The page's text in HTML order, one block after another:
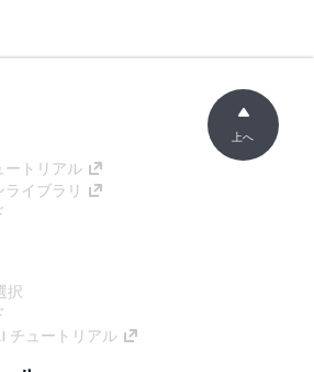
ートリアル
イブラリ
択
チュートリアル
上へ